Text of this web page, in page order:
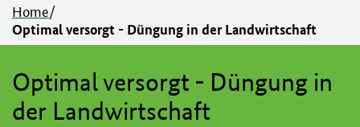
Home/
Optimal versorgt - Düngung in der Landwirtschaft
Optimal versorgt - Düngung in
der Landwirtschaft